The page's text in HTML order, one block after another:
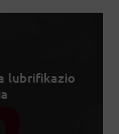
lubrifikazio